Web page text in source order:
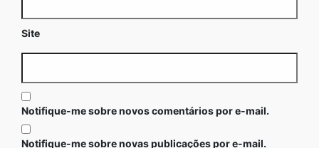
Site
Notifique-me sobre novos comentários por e-mail.
Notifique-me sobre novas publicações por e-mail.